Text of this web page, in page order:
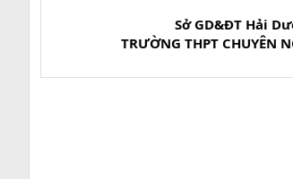
t
i
Sở GD&ĐT Hải
TRƯỜNG THPT CHUYÊN